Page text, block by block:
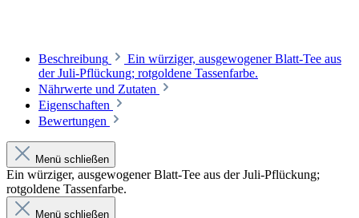
Beschreibung
Ein würziger, ausgewogener Blatt-Tee aus
der Juli-Pflückung; rotgoldene Tassenfarbe.
Nährwerte und Zutaten
Eigenschaften
Bewertungen
Menü schließen
Ein würziger, ausgewogener Blatt-Tee aus der Juli-Pflückung;
rotgoldene Tassenfarbe.
Menü schließen